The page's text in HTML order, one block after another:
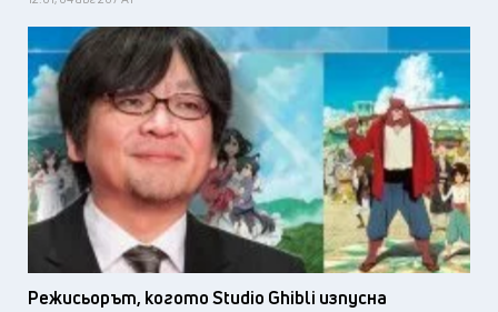
Режисьорът, когото Studio Ghibli изпусна